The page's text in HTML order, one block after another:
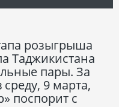
розыгрыша
Таджикистана
пары. За
9 марта,
поспорит с